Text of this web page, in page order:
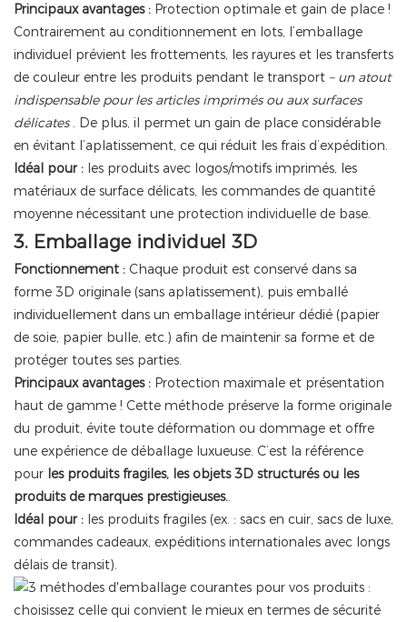
Principaux avantages : Protection optimale et gain de place !
Contrairement au conditionnement en lots, l’emballage
individuel prévient les frottements, les rayures et les transferts
de couleur entre les produits pendant le transport – un atout
indispensable pour les articles imprimés ou aux surfaces
délicates. De plus, il permet un gain de place considérable
en évitant l’aplatissement, ce qui réduit les frais d’expédition.
Idéal pour : les produits avec logos/motifs imprimés, les
matériaux de surface délicats, les commandes de quantité
moyenne nécessitant une protection individuelle de base.
3. Emballage individuel 3D
Fonctionnement : Chaque produit est conservé dans sa
forme 3D originale (sans aplatissement), puis emballé
individuellement dans un emballage intérieur dédié (papier
de soie, papier bulle, etc.) afin de maintenir sa forme et de
protéger toutes ses parties.
Principaux avantages : Protection maximale et présentation
haut de gamme ! Cette méthode préserve la forme originale
du produit, évite toute déformation ou dommage et offre
une expérience de déballage luxueuse. C’est la référence
pour les produits fragiles, les objets 3D structurés ou les
produits de marques prestigieuses..
Idéal pour : les produits fragiles (ex. : sacs en cuir, sacs de luxe,
commandes cadeaux, expéditions internationales avec longs
délais de transit).